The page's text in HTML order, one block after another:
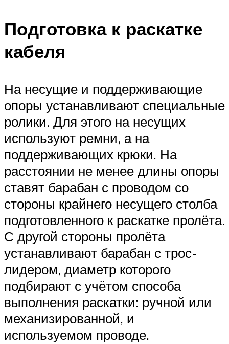
Подготовка к раскатке
кабеля
На несущие и поддерживающие
опоры устанавливают специальные
ролики. Для этого на несущих
используют ремни, а на
поддерживающих крюки. На
расстоянии не менее длины опоры
ставят барабан с проводом со
стороны крайнего несущего столба
подготовленного к раскатке пролёта.
С другой стороны пролёта
устанавливают барабан с трос-
лидером, диаметр которого
подбирают с учётом способа
выполнения раскатки: ручной или
механизированной, и
используемом проводе.